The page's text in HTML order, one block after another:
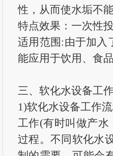
性，从而使水垢不
特点效果：一次性
适用范围:由于加入
能应用于饮用、食
三、软化水设备工
1)软化水设备工作
工作(有时叫做产
过程。不同软化水